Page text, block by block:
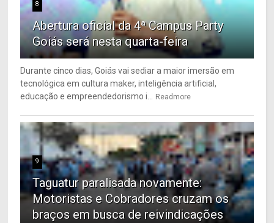
8
Abertura oficial da 4ª Campus Party
Goiás será nesta quarta-feira
Durante cinco dias, Goiás vai sediar a maior imersão em
tecnológica em cultura maker, inteligência artificial,
educação e empreendedorismo i... Readmore
9
Taguatur paralisada novamente:
Motoristas e Cobradores cruzam os
braços em busca de reivindicações